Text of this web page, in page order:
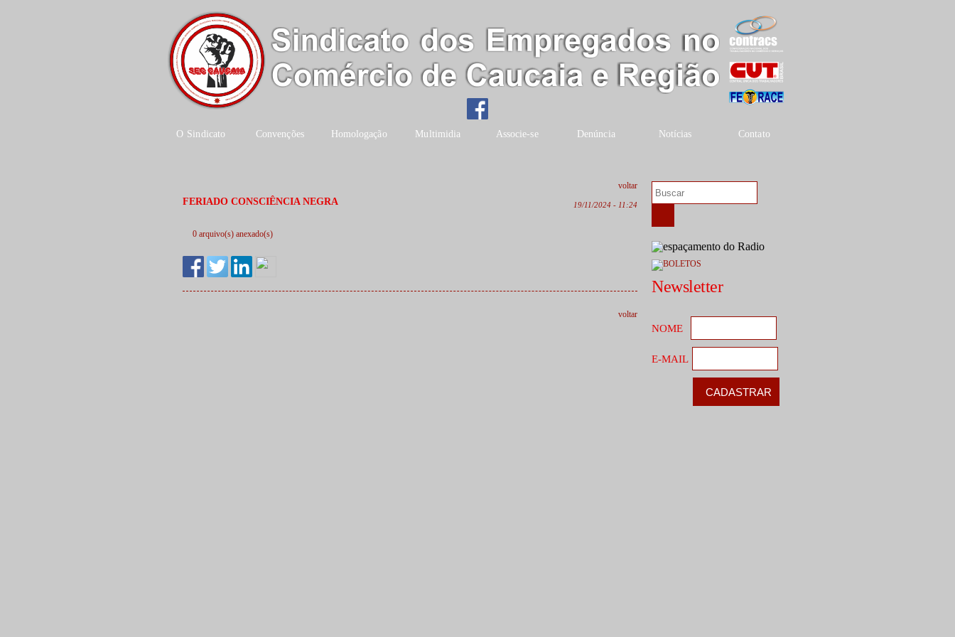
O Sindicato Convenções Homologação Multimidia Associe-se Denúncia Notícias Contato
voltar
FERIADO CONSCIÊNCIA NEGRA 19/11/2024 - 11:24
0 arquivo(s) anexado(s)
voltar
Newsletter
NOME
E-MAIL